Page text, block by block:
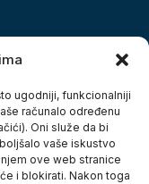
ugodniji, funkcionalniji
računalo određenu
Oni služe da bi
vaše iskustvo
ove web stranice
i blokirati. Nakon toga